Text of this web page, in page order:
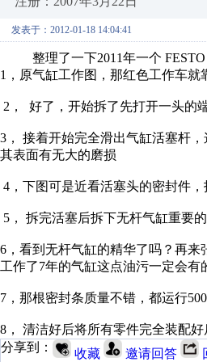
发表于：2012-01-18 14:04:41
整理了一下2011年一个 FESTO
1，原气缸工作图，那红色工作车就
2， 好了，开始拆了先打开一头的
3， 接着开始完全滑出气缸活塞杆
其表面有无大的磨损
4，下图可是近看活塞头的密封件
5， 拆完活塞后拆下无杆气缸重要
6，看到无杆气缸的精华了吗？再
工作了7年的气缸这点油污一定会有
7，那根密封条质量不错，都运行
8， 清洁好后将所有零件完全装配好
分享到：
收藏 邀请回答